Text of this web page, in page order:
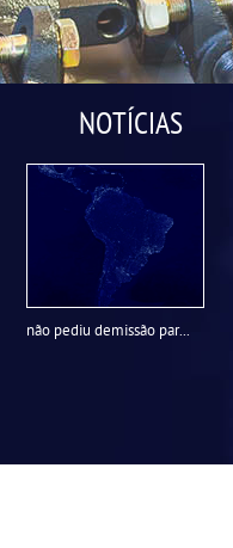
NOTÍCIAS
não pediu demissão par...